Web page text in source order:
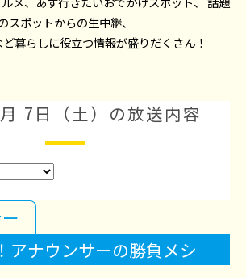
スポットからの生中継、
暮らしに役立つ情報が盛りだくさん！
7日（土）の放送内容
アナウンサーの勝負メシ